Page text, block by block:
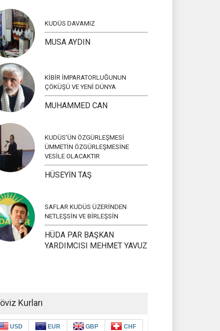
KUDÜS DAVAMIZ
MUSA AYDIN
KİBİR İMPARATORLUĞUNUN
ÇÖKÜŞÜ VE YENİ DÜNYA
MUHAMMED CAN
KUDÜS'ÜN ÖZGÜRLEŞMESİ
ÜMMETİN ÖZGÜRLEŞMESİNE
VESİLE OLACAKTIR
HÜSEYİN TAŞ
SAFLAR KUDÜS ÜZERİNDEN
NETLEŞSİN VE BİRLEŞSİN
HÜDA PAR BAŞKAN
YARDIMCISI MEHMET YAVUZ
Kurları